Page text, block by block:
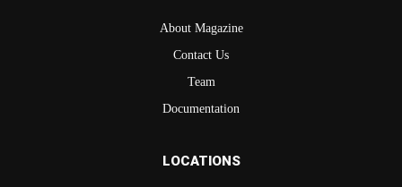
About Magazine
Contact Us
Team
Documentation
LOCATIONS